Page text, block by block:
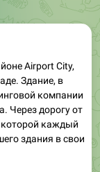
Airport City,
Здание, в
компании
Через дорогу от
которой каждый
здания в свои